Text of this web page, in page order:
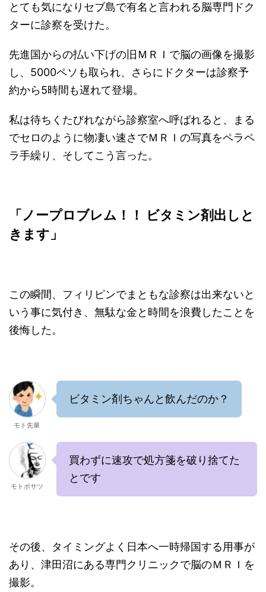
とても気になりセブ島で有名と言われる脳専門ドク
ターに診察を受けた。
先進国からの払い下げの旧ＭＲＩで脳の画像を撮影
し、5000ペソも取られ、さらにドクターは診察予
約から5時間も遅れて登場。
私は待ちくたびれながら診察室へ呼ばれると、まる
でセロのように物凄い速さでＭＲＩの写真をペラペ
ラ手繰り、そしてこう言った。
「ノープロブレム！！
ビタミン剤出しと
きます」
この瞬間、フィリピンでまともな診察は出来ないと
いう事に気付き、無駄な金と時間を浪費したことを
後悔した。
モト先輩
ビタミン剤ちゃんと飲んだのか？
モトボサツ
買わずに速攻で処方箋を破り捨てた
とです
その後、タイミングよく日本へ一時帰国する用事が
あり、津田沼にある専門クリニックで脳のＭＲＩを
撮影。